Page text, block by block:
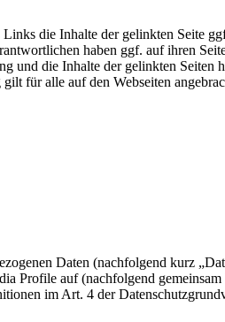
die Inhalte der gelinkten Seite
haben ggf. auf ihren
die Inhalte der gelinkten Seiten
für alle auf den Webseiten
Daten (nachfolgend kurz
Profile auf (nachfolgend
im Art. 4 der